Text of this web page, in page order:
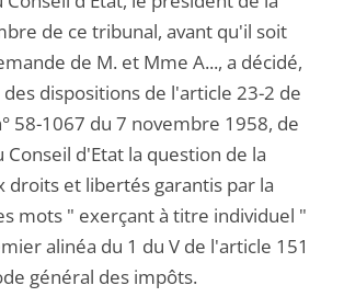
de ce tribunal, avant qu'il soit
de M. et Mme A..., a décidé,
dispositions de l'article 23-2 de
58-1067 du 7 novembre 1958, de
d'Etat la question de la
droits et libertés garantis par la
mots " exerçant à titre individuel "
alinéa du 1 du V de l'article 151
général des impôts.